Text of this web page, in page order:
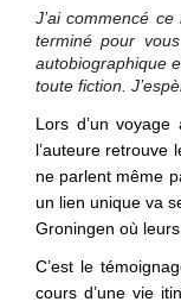
J’ai commencé
terminé pour
autobiographique
toute fiction.
Lors d’un
l’auteure retrouve
ne parlent même
un lien unique va
Groningen où
C’est le
cours d’une vie